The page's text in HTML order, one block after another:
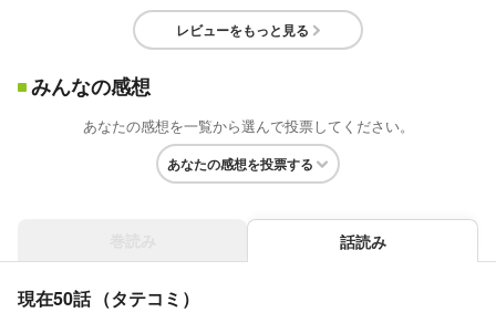
レビューをもっと見る
みんなの感想
あなたの感想を一覧から選んで投票してください。
あなたの感想を投票する
話読み
現在50話